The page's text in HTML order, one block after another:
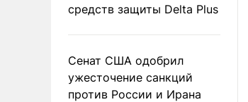
средств защиты Delta Plus
Сенат США одобрил
ужесточение санкций
против России и Ирана